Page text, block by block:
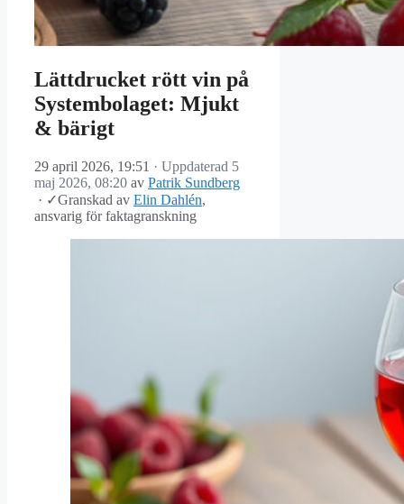
Lättdrucket rött vin på
Systembolaget: Mjukt
& bärigt
29 april 2026, 19:51 · Uppdaterad 5
maj 2026, 08:20 av Patrik Sundberg
· ✓Granskad av Elin Dahlén,
ansvarig för faktagranskning